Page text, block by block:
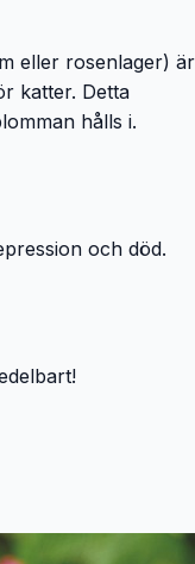
eller rosenlager) är
katter. Detta
hålls i.
och död.